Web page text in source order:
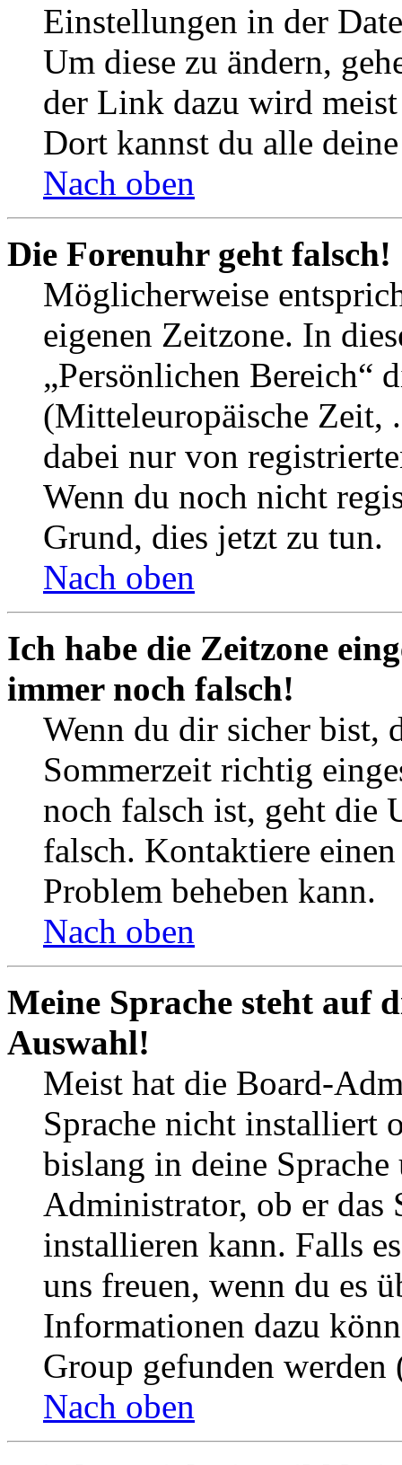
Einstellungen in der
Um diese zu ändern,
der Link dazu wird
Dort kannst du alle
Nach oben
Die Forenuhr geht falsch!
Möglicherweise
eigenen Zeitzone. In
„Persönlichen Bereich“
(Mitteleuropäische Zeit,
dabei nur von
Wenn du noch nicht
Grund, dies jetzt zu tun.
Nach oben
Ich habe die Zeitzone
immer noch falsch!
Wenn du dir sicher bist,
Sommerzeit richtig
noch falsch ist, geht die
falsch. Kontaktiere
Problem beheben kann.
Nach oben
Meine Sprache steht auf
Auswahl!
Meist hat die Board-
Sprache nicht installiert
bislang in deine
Administrator, ob er das
installieren kann. Falls
uns freuen, wenn du es
Informationen dazu
Group gefunden
Nach oben